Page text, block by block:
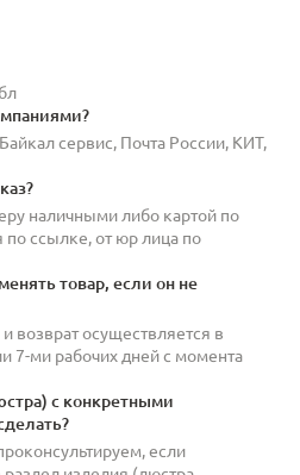
сервис, Почта России, КИТ,
наличными либо картой по
по ссылке, от юр лица по
товар, если он не
возврат осуществляется в
7-ми рабочих дней с момента
с конкретными
если